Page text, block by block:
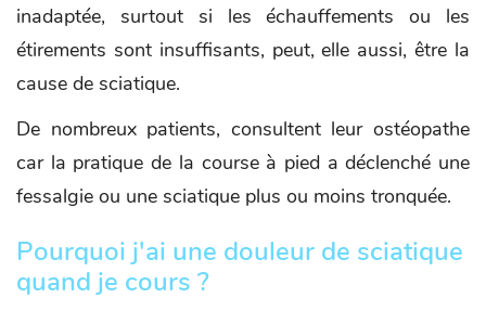
inadaptée, surtout si les échauffements ou les
étirements sont insuffisants, peut, elle aussi, être la
cause de sciatique.
De nombreux patients, consultent leur ostéopathe
car la pratique de la course à pied a déclenché une
fessalgie ou une sciatique plus ou moins tronquée.
Pourquoi j'ai une douleur de sciatique
quand je cours ?